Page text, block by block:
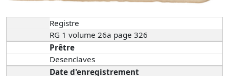
Registre
RG 1 volume 26a page 326
Prêtre
Desenclaves
Date d'enregistrement